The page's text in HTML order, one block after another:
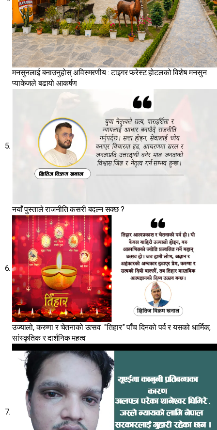
मनसुनलाई बनाउनुहोस् अविस्मरणीय : टाइगर फरेस्ट होटलको विशेष मनसुन
प्याकेजले बढायो आकर्षण
नयाँ पुस्ताले राजनीति कसरी बदल्न सक्छ ?
उज्यालो, करुणा र चेतनाको उत्सव “तिहार” पाँच दिनको पर्व र यसको धार्मिक,
सांस्कृतिक र दार्शनिक महत्व